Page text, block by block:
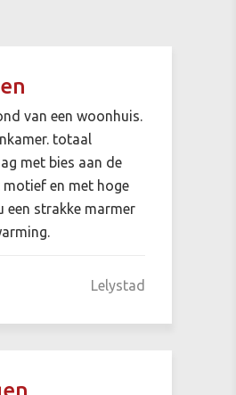
van een woonhuis.
totaal
met bies aan de
en met hoge
een strakke marmer
Lelystad